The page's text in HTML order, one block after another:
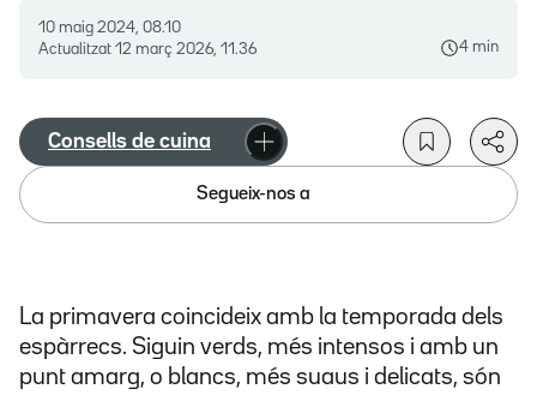
10 maig 2024, 08.10
Actualitzat 12 març 2026, 11.36 4 min
Consells de cuina
Segueix-nos a
La primavera coincideix amb la temporada dels
espàrrecs. Siguin verds, més intensos i amb un
punt amarg, o blancs, més suaus i delicats, són